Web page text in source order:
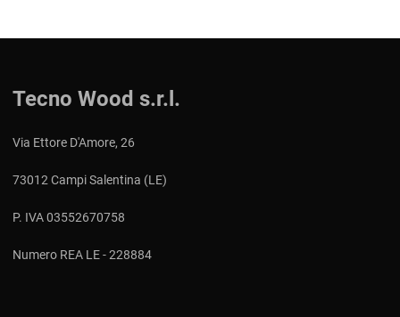
Tecno Wood s.r.l.
Via Ettore D'Amore, 26
73012 Campi Salentina (LE)
P. IVA 03552670758
Numero REA LE - 228884